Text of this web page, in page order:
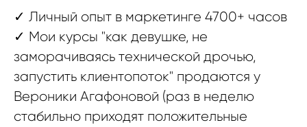
✓ Личный опыт в маркетинге 4700+ часов
✓ Мои курсы "как девушке, не
заморачиваясь технической дрочью,
запустить клиентопоток" продаются у
Вероники Агафоновой (раз в неделю
стабильно приходят положительные